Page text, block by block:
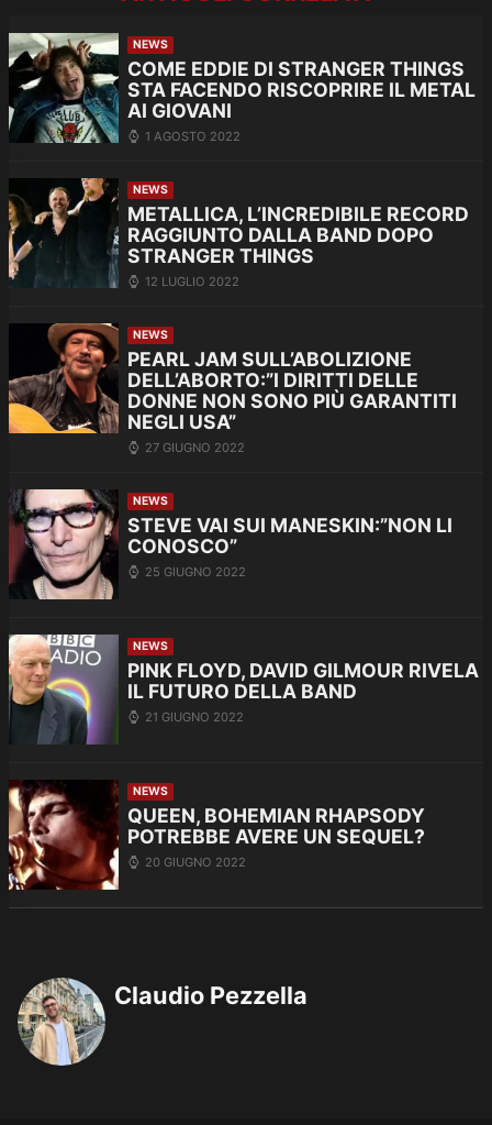
NEWS
COME EDDIE DI STRANGER THINGS
STA FACENDO RISCOPRIRE IL METAL
AI GIOVANI
1 AGOSTO 2022
NEWS
METALLICA, L’INCREDIBILE RECORD
RAGGIUNTO DALLA BAND DOPO
STRANGER THINGS
12 LUGLIO 2022
NEWS
PEARL JAM SULL’ABOLIZIONE
DELL’ABORTO:”I DIRITTI DELLE
DONNE NON SONO PIÙ GARANTITI
NEGLI USA”
27 GIUGNO 2022
NEWS
STEVE VAI SUI MANESKIN:”NON LI
CONOSCO”
25 GIUGNO 2022
NEWS
PINK FLOYD, DAVID GILMOUR RIVELA
IL FUTURO DELLA BAND
21 GIUGNO 2022
NEWS
QUEEN, BOHEMIAN RHAPSODY
POTREBBE AVERE UN SEQUEL?
20 GIUGNO 2022
Claudio Pezzella